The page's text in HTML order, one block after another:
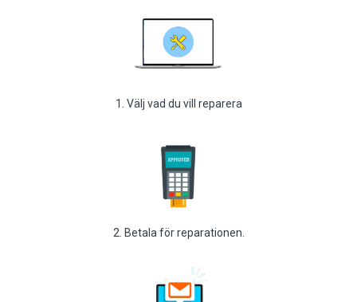
1. Välj vad du vill reparera
2. Betala för reparationen.